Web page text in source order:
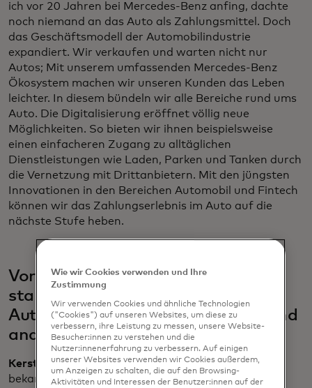
ich vor 20 Jahren bei Mercedes-Benz anfing, dachte
noch niemand an das Auto als Zahlungsmittel. Doch
das Geschäftsmodell der Automobilindustrie
expandiert. Wir verkaufen und warten nicht nur
Autos; Mit unserem umfassenden Mercedes-Benz
Ökosystem machen wir unseren Kunden das Leben
leichter. In diesem bündeln wir alle Bereiche rund ums
Auto. Die Digitalisierung eröffnet völlig neue
Möglichkeiten. So bieten wir ihnen beispielsweise
einen einfacheren Zugang zu alltäglichen
Dienstleistungen wie Laden, Parken und Tanken durch
die Vernetzung mit Drittanbietern. Mit den jüngsten
Innovationen in den Bereichen Automobil und Fintech
können wir das Zahlungserlebnis im Auto auf die
nächste Stufe heben.
Vor welchen Herausforderungen
stand Mercedes-Benz bei der
Authentifizierung von Zahlungen und
anderen digitalen Geräten?
Kersten:Unsere Autos sind für ihre Sicherheit
bekannt. Dasselbe gilt für unsere Zahlungen. Wir
Wie wir Cookies verwenden und Ihre
Zustimmung
Wir verwenden Cookies und ähnliche Technologien
("Cookies") auf unseren Websites, um diese zu
verbessern, ihre Leistung zu messen, unsere Website-
Besucher:innen zu verstehen und die
Nutzer:innenerfahrung zu verbessern. Auf einigen
unserer Websites verwenden wir Cookies außerdem,
um Anzeigen zu schalten, die auf den Browsing-
Aktivitäten und Interessen der Benutzer:innen auf der